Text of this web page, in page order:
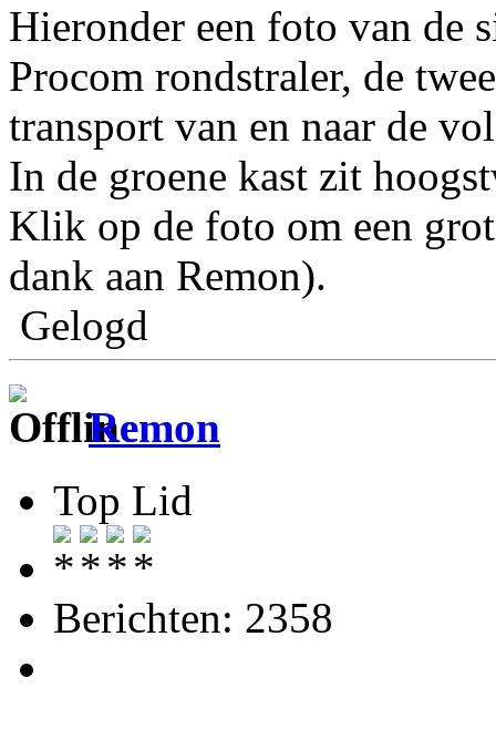
Hieronder een foto van de
Procom rondstraler, de
transport van en naar de
In de groene kast zit
Klik op de foto om een
dank aan Remon).
Gelogd
Remon
Top Lid
Berichten: 2358